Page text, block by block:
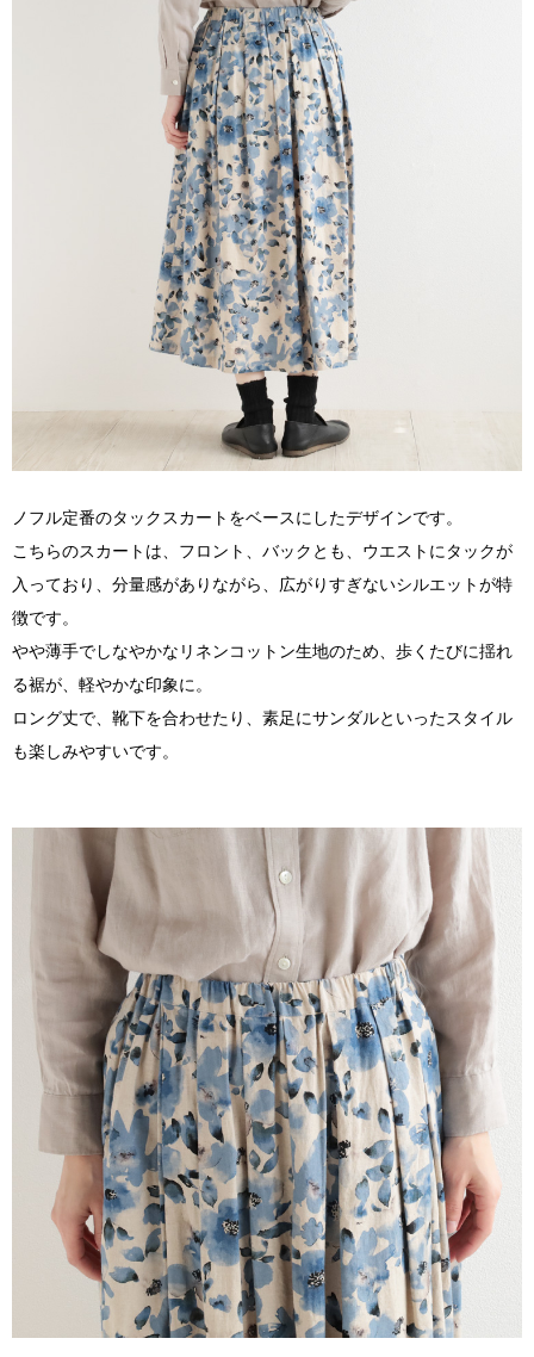
ノフル定番のタックスカートをベースにしたデザインです。
こちらのスカートは、フロント、バックとも、ウエストにタックが
入っており、分量感がありながら、広がりすぎないシルエットが特
徴です。
やや薄手でしなやかなリネンコットン生地のため、歩くたびに揺れ
る裾が、軽やかな印象に。
ロング丈で、靴下を合わせたり、素足にサンダルといったスタイル
も楽しみやすいです。